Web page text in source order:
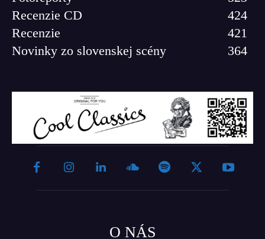
Recenzie CD
424
Recenzie
421
Novinky zo slovenskej scény
364
O NÁS